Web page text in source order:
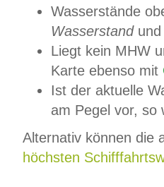
Wasserstände
Wasserstandund
Liegt kein MHW
Karte ebenso mit
Ist der aktuelle
am Pegel vor,
Alternativ können die
höchsten